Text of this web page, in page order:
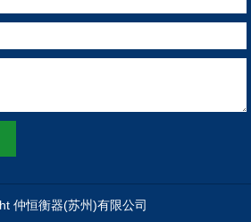
仲恒衡器(苏州)有限公司